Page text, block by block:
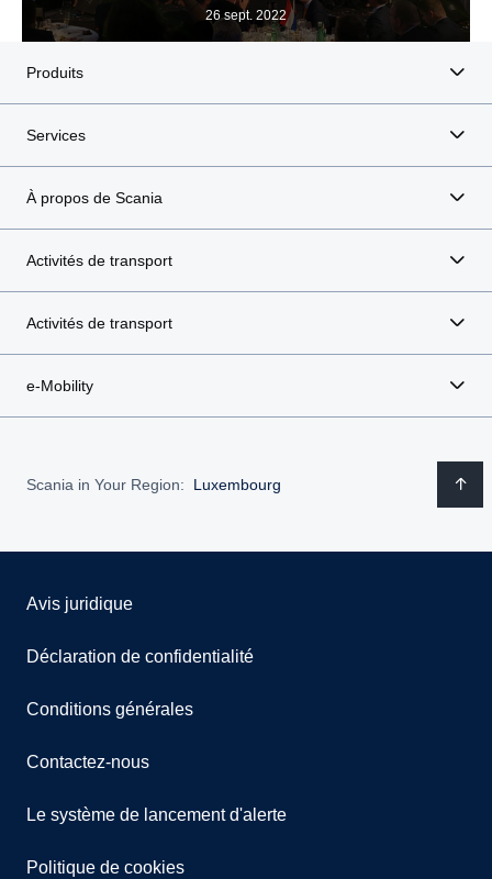
26 sept. 2022
Produits
Services
À propos de Scania
Activités de transport
Activités de transport
e-Mobility
Scania in Your Region: Luxembourg
Avis juridique
Déclaration de confidentialité
Conditions générales
Contactez-nous
Le système de lancement d'alerte
Politique de cookies